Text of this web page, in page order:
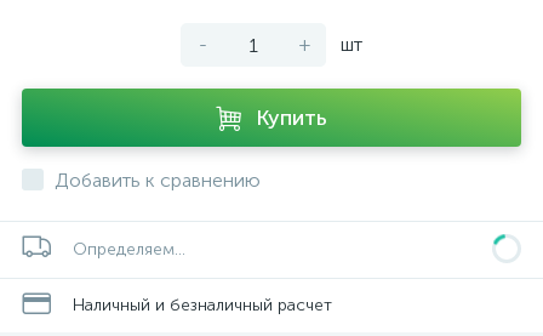
- + шт
Купить
Добавить к сравнению
Определяем...
Наличный и безналичный расчет